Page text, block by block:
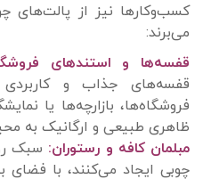
کسب‌وکارها نیز از پالت‌های
می‌برند:
قفسه‌ها و استندهای
قفسه‌های جذاب و
فروشگاه‌ها، بازارچه‌ها یا
ظاهری طبیعی و ارگانیک به
مبلمان کافه و رستوران: سبک
چوبی ایجاد می‌کنند، با فضای